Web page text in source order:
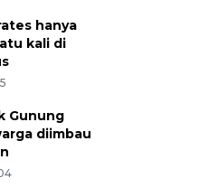
hanya
kali di
Gunung
diimbau